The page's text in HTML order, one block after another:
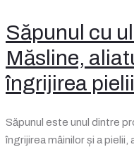
Săpunul cu
Măsline,
îngrijirea
Săpunul este unul dintre
îngrijirea mâinilor și a